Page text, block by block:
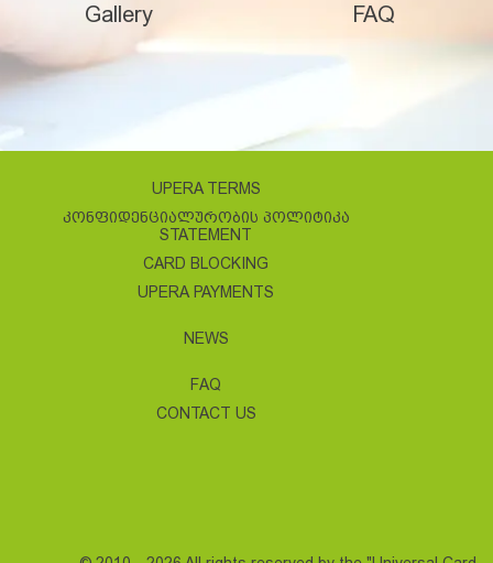
Gallery FAQ
UPERA TERMS
ᲙᲝᲜᲤᲘᲓᲔᲜᲪᲘᲐᲚᲣᲠᲝᲑᲘᲡ ᲞᲝᲚᲘᲢᲘᲙᲐ
STATEMENT
CARD BLOCKING
UPERA PAYMENTS
NEWS
FAQ
CONTACT US